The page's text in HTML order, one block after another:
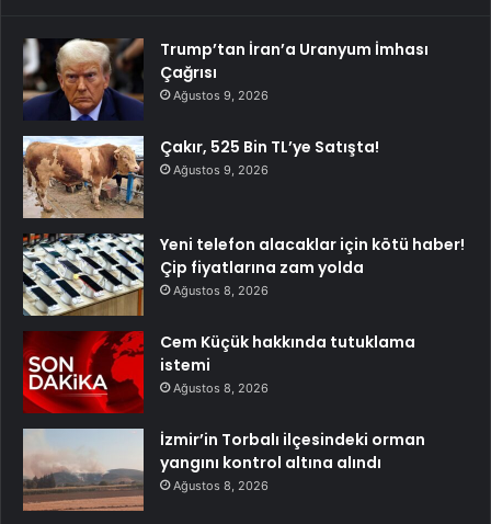
Trump’tan İran’a Uranyum İmhası
Çağrısı
Ağustos 9, 2026
Çakır, 525 Bin TL’ye Satışta!
Ağustos 9, 2026
Yeni telefon alacaklar için kötü haber!
Çip fiyatlarına zam yolda
Ağustos 8, 2026
Cem Küçük hakkında tutuklama
istemi
Ağustos 8, 2026
İzmir’in Torbalı ilçesindeki orman
yangını kontrol altına alındı
Ağustos 8, 2026